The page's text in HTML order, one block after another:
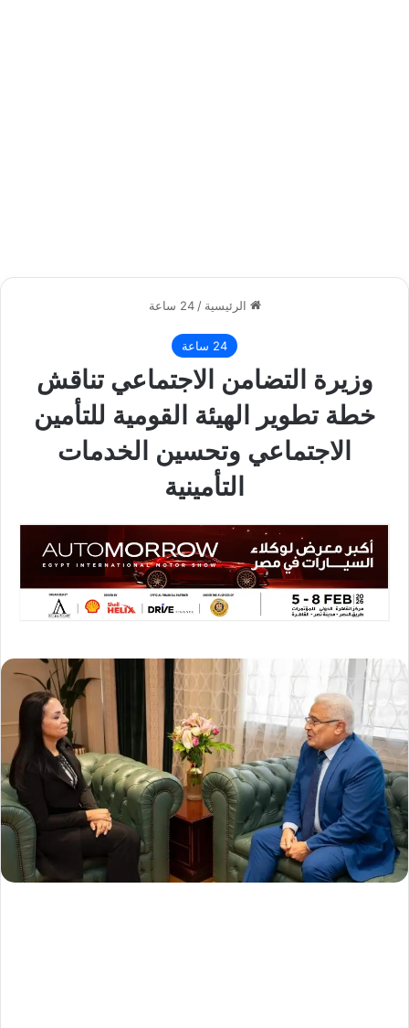
الرئيسية / 24 ساعة
24 ساعة
وزيرة التضامن الاجتماعي تناقش
خطة تطوير الهيئة القومية للتأمين
الاجتماعي وتحسين الخدمات
التأمينية